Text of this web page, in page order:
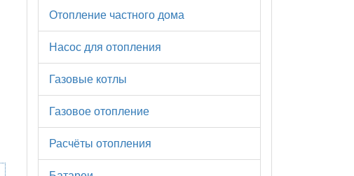
Отопление частного дома
Насос для отопления
Газовые котлы
Газовое отопление
Расчёты отопления